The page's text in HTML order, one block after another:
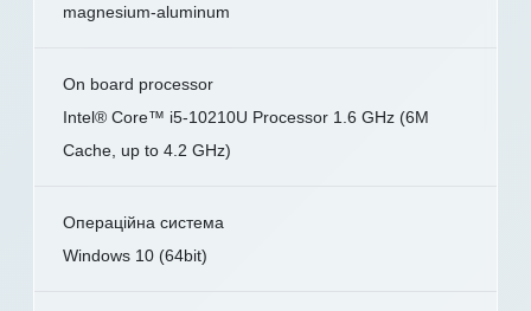
magnesium-aluminum
On board processor
Intel® Core™ i5-10210U Processor 1.6 GHz (6M
Cache, up to 4.2 GHz)
Операційна система
Windows 10 (64bit)